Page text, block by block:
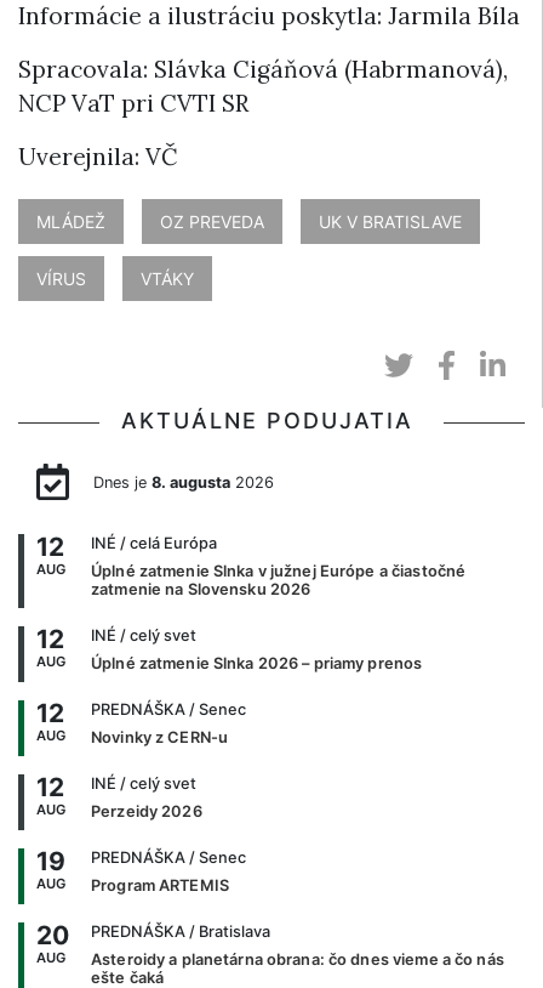
Informácie a ilustráciu poskytla: Jarmila Bíla
Spracovala: Slávka Cigáňová (Habrmanová),
NCP VaT pri CVTI SR
Uverejnila: VČ
MLÁDEŽ OZ PREVEDA UK V BRATISLAVE
VÍRUS VTÁKY
AKTUÁLNE PODUJATIA
Dnes je 8. augusta2026
12
AUG
INÉ / celá Európa
Úplné zatmenie Slnka v južnej Európe a čiastočné
zatmenie na Slovensku 2026
12
AUG
INÉ / celý svet
Úplné zatmenie Slnka 2026 – priamy prenos
12
AUG
PREDNÁŠKA / Senec
Novinky z CERN-u
12
AUG
INÉ / celý svet
Perzeidy 2026
19
AUG
PREDNÁŠKA / Senec
Program ARTEMIS
20
AUG
PREDNÁŠKA / Bratislava
Asteroidy a planetárna obrana: čo dnes vieme a čo nás
ešte čaká